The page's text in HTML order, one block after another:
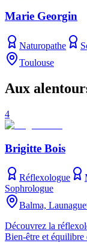
Marie Georgin
Naturopathe
Toulouse
Aux
4
Brigitte Bois
Réflexologue
Sophrologue
Balma,
Découvrez la
Bien-être et équilibre